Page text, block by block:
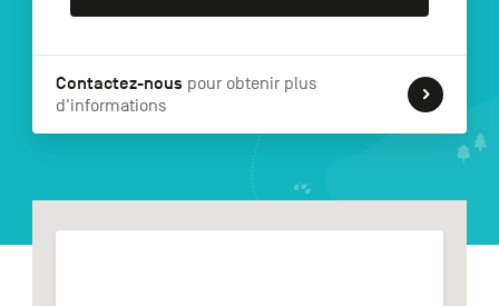
Contactez-nous pour obtenir plus
d'informations